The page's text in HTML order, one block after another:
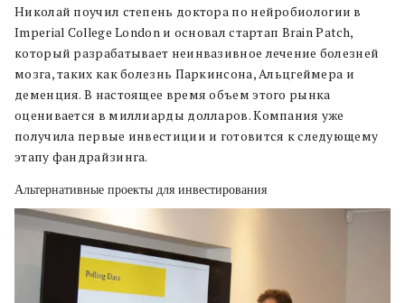
Николай поучил степень доктора по нейробиологии в
Imperial College London и основал стартап Brain Patch,
который разрабатывает неинвазивное лечение болезней
мозга, таких как болезнь Паркинсона, Альцгеймера и
деменция. В настоящее время объем этого рынка
оценивается в миллиарды долларов. Компания уже
получила первые инвестиции и готовится к следующему
этапу фандрайзинга.
Альтернативные проекты для инвестирования